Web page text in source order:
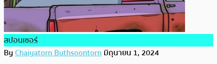
สปอนเซอร์
ByChaiyatorn Buthsoontornมิถุนายน 1, 2024